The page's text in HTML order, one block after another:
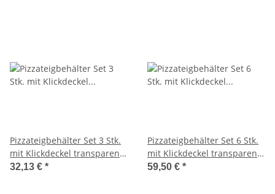
Pizzateigbehälter Set 3 Stk.
mit Klickdeckel transparent
stapelbar für Pizzeria und
32,13 € *
Pizzateigbehälter Set 6 Stk.
mit Klickdeckel transparent
stapelbar für Pizzeria und
59,50 € *